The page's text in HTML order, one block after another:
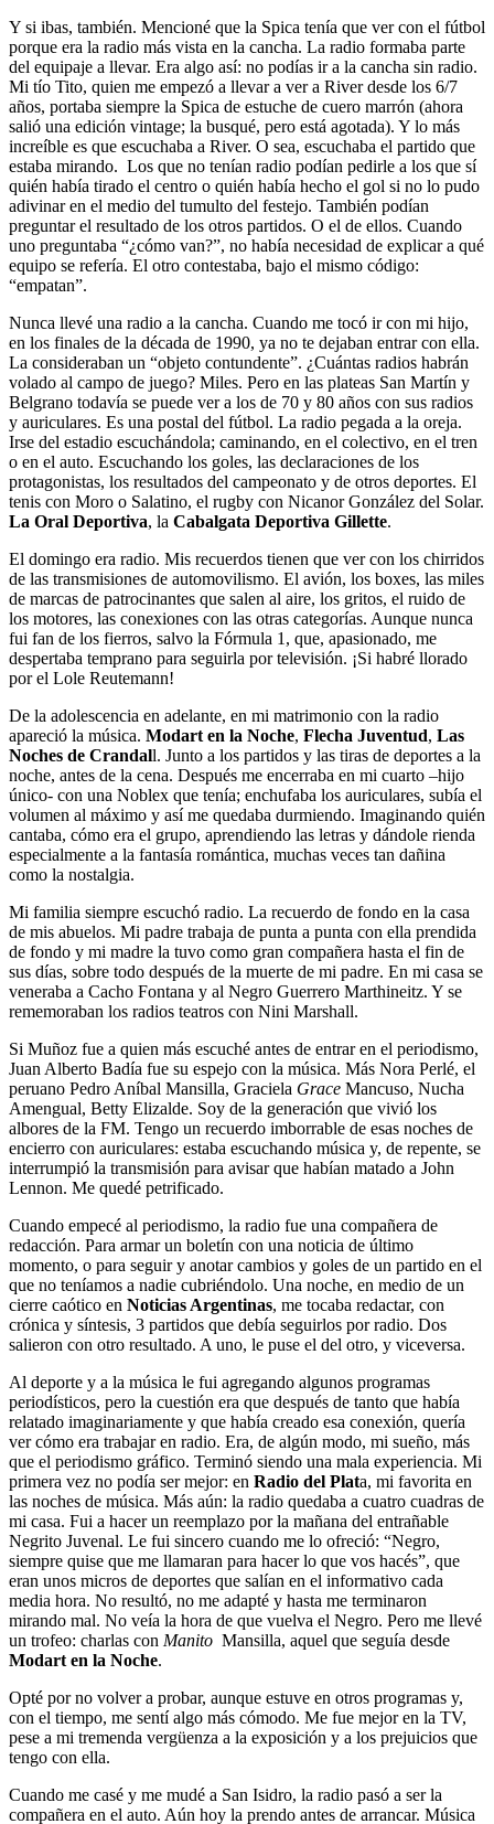
Y si ibas, también. Mencioné que la Spica tenía que ver con el fútbol
porque era la radio más vista en la cancha. La radio formaba parte
del equipaje a llevar. Era algo así: no podías ir a la cancha sin radio.
Mi tío Tito, quien me empezó a llevar a ver a River desde los 6/7
años, portaba siempre la Spica de estuche de cuero marrón (ahora
salió una edición vintage; la busqué, pero está agotada). Y lo más
increíble es que escuchaba a River. O sea, escuchaba el partido que
estaba mirando. Los que no tenían radio podían pedirle a los que sí
quién había tirado el centro o quién había hecho el gol si no lo pudo
adivinar en el medio del tumulto del festejo. También podían
preguntar el resultado de los otros partidos. O el de ellos. Cuando
uno preguntaba “¿cómo van?”, no había necesidad de explicar a qué
equipo se refería. El otro contestaba, bajo el mismo código:
“empatan”.
Nunca llevé una radio a la cancha. Cuando me tocó ir con mi hijo,
en los finales de la década de 1990, ya no te dejaban entrar con ella.
La consideraban un “objeto contundente”. ¿Cuántas radios habrán
volado al campo de juego? Miles. Pero en las plateas San Martín y
Belgrano todavía se puede ver a los de 70 y 80 años con sus radios
y auriculares. Es una postal del fútbol. La radio pegada a la oreja.
Irse del estadio escuchándola; caminando, en el colectivo, en el tren
o en el auto. Escuchando los goles, las declaraciones de los
protagonistas, los resultados del campeonato y de otros deportes. El
tenis con Moro o Salatino, el rugby con Nicanor González del Solar.
La Oral Deportiva, la Cabalgata Deportiva Gillette.
El domingo era radio. Mis recuerdos tienen que ver con los chirridos
de las transmisiones de automovilismo. El avión, los boxes, las miles
de marcas de patrocinantes que salen al aire, los gritos, el ruido de
los motores, las conexiones con las otras categorías. Aunque nunca
fui fan de los fierros, salvo la Fórmula 1, que, apasionado, me
despertaba temprano para seguirla por televisión. ¡Si habré llorado
por el Lole Reutemann!
De la adolescencia en adelante, en mi matrimonio con la radio
apareció la música. Modart en la Noche, Flecha Juventud, Las
Noches de Crandall. Junto a los partidos y las tiras de deportes a la
noche, antes de la cena. Después me encerraba en mi cuarto –hijo
único- con una Noblex que tenía; enchufaba los auriculares, subía el
volumen al máximo y así me quedaba durmiendo. Imaginando quién
cantaba, cómo era el grupo, aprendiendo las letras y dándole rienda
especialmente a la fantasía romántica, muchas veces tan dañina
como la nostalgia.
Mi familia siempre escuchó radio. La recuerdo de fondo en la casa
de mis abuelos. Mi padre trabaja de punta a punta con ella prendida
de fondo y mi madre la tuvo como gran compañera hasta el fin de
sus días, sobre todo después de la muerte de mi padre. En mi casa se
veneraba a Cacho Fontana y al Negro Guerrero Marthineitz. Y se
rememoraban los radios teatros con Nini Marshall.
Si Muñoz fue a quien más escuché antes de entrar en el periodismo,
Juan Alberto Badía fue su espejo con la música. Más Nora Perlé, el
peruano Pedro Aníbal Mansilla, Graciela Grace Mancuso, Nucha
Amengual, Betty Elizalde. Soy de la generación que vivió los
albores de la FM. Tengo un recuerdo imborrable de esas noches de
encierro con auriculares: estaba escuchando música y, de repente, se
interrumpió la transmisión para avisar que habían matado a John
Lennon. Me quedé petrificado.
Cuando empecé al periodismo, la radio fue una compañera de
redacción. Para armar un boletín con una noticia de último
momento, o para seguir y anotar cambios y goles de un partido en el
que no teníamos a nadie cubriéndolo. Una noche, en medio de un
cierre caótico en Noticias Argentinas, me tocaba redactar, con
crónica y síntesis, 3 partidos que debía seguirlos por radio. Dos
salieron con otro resultado. A uno, le puse el del otro, y viceversa.
Al deporte y a la música le fui agregando algunos programas
periodísticos, pero la cuestión era que después de tanto que había
relatado imaginariamente y que había creado esa conexión, quería
ver cómo era trabajar en radio. Era, de algún modo, mi sueño, más
que el periodismo gráfico. Terminó siendo una mala experiencia. Mi
primera vez no podía ser mejor: en Radio del Plata, mi favorita en
las noches de música. Más aún: la radio quedaba a cuatro cuadras de
mi casa. Fui a hacer un reemplazo por la mañana del entrañable
Negrito Juvenal. Le fui sincero cuando me lo ofreció: “Negro,
siempre quise que me llamaran para hacer lo que vos hacés”, que
eran unos micros de deportes que salían en el informativo cada
media hora. No resultó, no me adapté y hasta me terminaron
mirando mal. No veía la hora de que vuelva el Negro. Pero me llevé
un trofeo: charlas con Manito Mansilla, aquel que seguía desde
Modart en la Noche.
Opté por no volver a probar, aunque estuve en otros programas y,
con el tiempo, me sentí algo más cómodo. Me fue mejor en la TV,
pese a mi tremenda vergüenza a la exposición y a los prejuicios que
tengo con ella.
Cuando me casé y me mudé a San Isidro, la radio pasó a ser la
compañera en el auto. Aún hoy la prendo antes de arrancar. Música